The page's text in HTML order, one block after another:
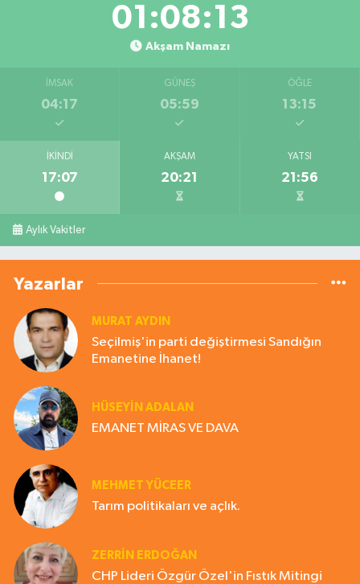
01:08:13
Akşam Namazı
İMSAK
04:17
GÜNEŞ
05:59
ÖĞLE
13:15
İKINDI
17:07
AKŞAM
20:21
YATSI
21:56
Aylık Vakitler
Yazarlar
MURAT AYDIN
Seçilmiş'in parti değiştirmesi Sandığın
Emanetine İhanet!
HÜSEYIN ADALAN
EMANET MİRAS VE DAVA
MEHMET YÜCEER
Tarım politikaları ve açlık.
ZERRIN ERDOĞAN
CHP Lideri Özgür Özel'in Fıstık Mitingi